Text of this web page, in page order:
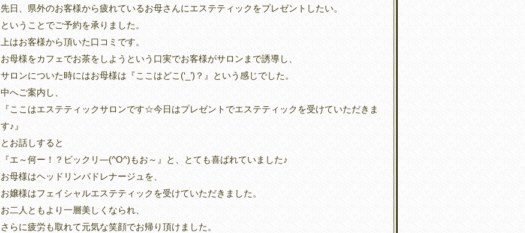
先日、県外のお客様から疲れているお母さんにエステティックをプレゼントしたい。
ということでご予約を承りました。
上はお客様から頂いた口コミです。
お母様をカフェでお茶をしようという口実でお客様がサロンまで誘導し、
サロンについた時にはお母様は『ここはどこ(‘_’)？』という感じでした。
中へご案内し、
『ここはエステティックサロンです☆今日はプレゼントでエステティックを受けていただきま
す♪』
とお話しすると
『エ～何ー！？ビックリ―(^O^)もお～』と、とても喜ばれていました♪
お母様はヘッドリンパドレナージュを、
お嬢様はフェイシャルエステティックを受けていただきました。
お二人ともより一層美しくなられ、
さらに疲労も取れて元気な笑顔でお帰り頂けました。